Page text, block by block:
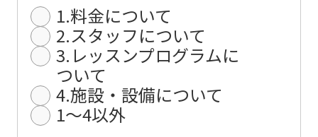
1.料金について
2.スタッフについて
3.レッスンプログラムに
ついて
4.施設・設備について
1〜4以外
original
content.
We
that